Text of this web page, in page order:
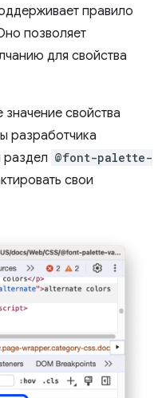
правило
позволяет
для свойства
значение свойства
разработчика
раздел @font-palette-
свои